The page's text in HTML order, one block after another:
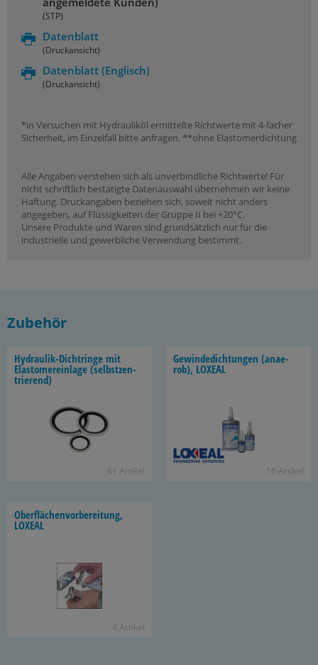
(STP)
Datenblatt
(Druckansicht)
Datenblatt (Englisch)
(Druckansicht)
*in Versuchen mit Hydrauliköl ermittelte Richtwerte mit 4-facher
Sicherheit, im Einzelfall bitte anfragen, **ohne Elastomerdichtung
Alle Angaben verstehen sich als unverbindliche Richtwerte! Für
nicht schriftlich bestätigte Datenauswahl übernehmen wir keine
Haftung. Druckangaben beziehen sich, soweit nicht anders
angegeben, auf Flüssigkeiten der Gruppe II bei +20°C.
Unsere Produkte und Waren sind grundsätzlich nur für die
industrielle und gewerbliche Verwendung bestimmt.
Zubehör
Hydraulik-​Dichtringe mit
Elas­to­me­r­ein­la­ge (selbst­zen­
trie­rend)
61 Ar­ti­kel
Ge­win­de­dich­tun­gen (an­ae­
rob), LO­XE­AL
16 Ar­ti­kel
Ober­flä­chen­vor­be­rei­tung,
LO­XE­AL
4 Ar­ti­kel